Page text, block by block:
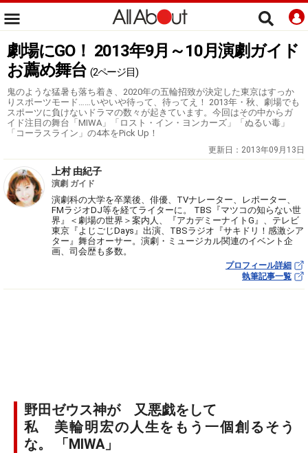
劇場にGO！ 2013年9月～10月演劇ガイド
お薦め舞台 (2ページ目)
鬼のような猛暑も落ち着き、2020年の五輪招致が決定した東京はすっか
りスポーツモード……いやいや待って、待ってえ！ 2013年・秋、劇場でも
スポーツに負けないドラマの数々が起きています。今回はその中からガ
イド注目の舞台「MIWA」「ロスト・イン・ヨンカーズ」「ぬるい毒」
「コーラスライン」の4本をPick Up！
更新日： 2013年09月13日
上村 由紀子
演劇 ガイド
演劇科の大学を卒業後、俳優、TVナレーター、レポーター、
FMラジオDJ等を経てライターに。 TBS『マツコの知らない世
界』＜劇場の世界＞案内人、『アカデミーナイトG』、テレビ
東京『よじごじDays』出演、TBSラジオ『サキドリ！感激シア
ター』舞台オーサー。演劇・ミュージカル関連のイベント企
画、司会歴も多数。
プロフィール詳細
執筆記事一覧
野田ゼウス神が 又悪戯をして
私 美輪明宏の人生をもう一個創るそう
な。 「MIWA」